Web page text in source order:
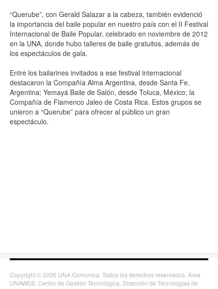
“Querube”, con Gerald Salazar a la cabeza, también evidenció
la importancia del baile popular en nuestro país con el II Festival
Internacional de Baile Popular, celebrado en noviembre de 2012
en la UNA, donde hubo talleres de baile gratuitos, además de
los espectáculos de gala.
Entre los bailarines invitados a ese festival internacional
destacaron la Compañía Alma Argentina, desde Santa Fe,
Argentina; Yemayá Baile de Salón, desde Toluca, México; la
Compañía de Flamenco Jaleo de Costa Rica. Estos grupos se
unieron a “Querube” para ofrecer al público un gran
espectáculo.
Copyright © 2026 UNA Comunica. Todos los derechos reservados. Área
UNAWEB, Centro de Gestión Tecnológica, Dirección de Tecnologías de